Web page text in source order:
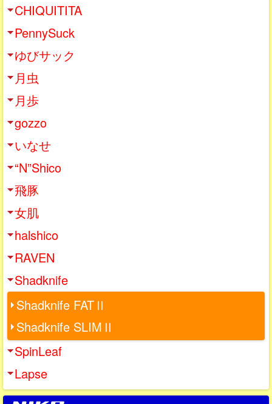
CHIQUITITA
PennySuck
ゆびサック
月虫
月歩
gozzo
いなせ
“N”Shico
飛豚
女肌
halshico
RAVEN
Shadknife
Shadknife FATⅡ
Shadknife SLIMⅡ
SpinLeaf
Lapse